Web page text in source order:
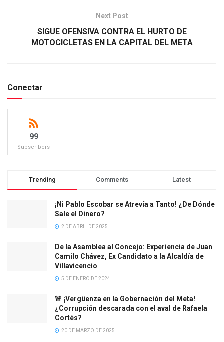
Next Post
SIGUE OFENSIVA CONTRA EL HURTO DE
MOTOCICLETAS EN LA CAPITAL DEL META
Conectar
99
Subscribers
Trending Comments Latest
¡Ni Pablo Escobar se Atrevía a Tanto! ¿De Dónde
Sale el Dinero?
2 DE ABRIL DE 2025
De la Asamblea al Concejo: Experiencia de Juan
Camilo Chávez, Ex Candidato a la Alcaldía de
Villavicencio
5 DE ENERO DE 2024
🚨 ¡Vergüenza en la Gobernación del Meta!
¿Corrupción descarada con el aval de Rafaela
Cortés?
20 DE MARZO DE 2025